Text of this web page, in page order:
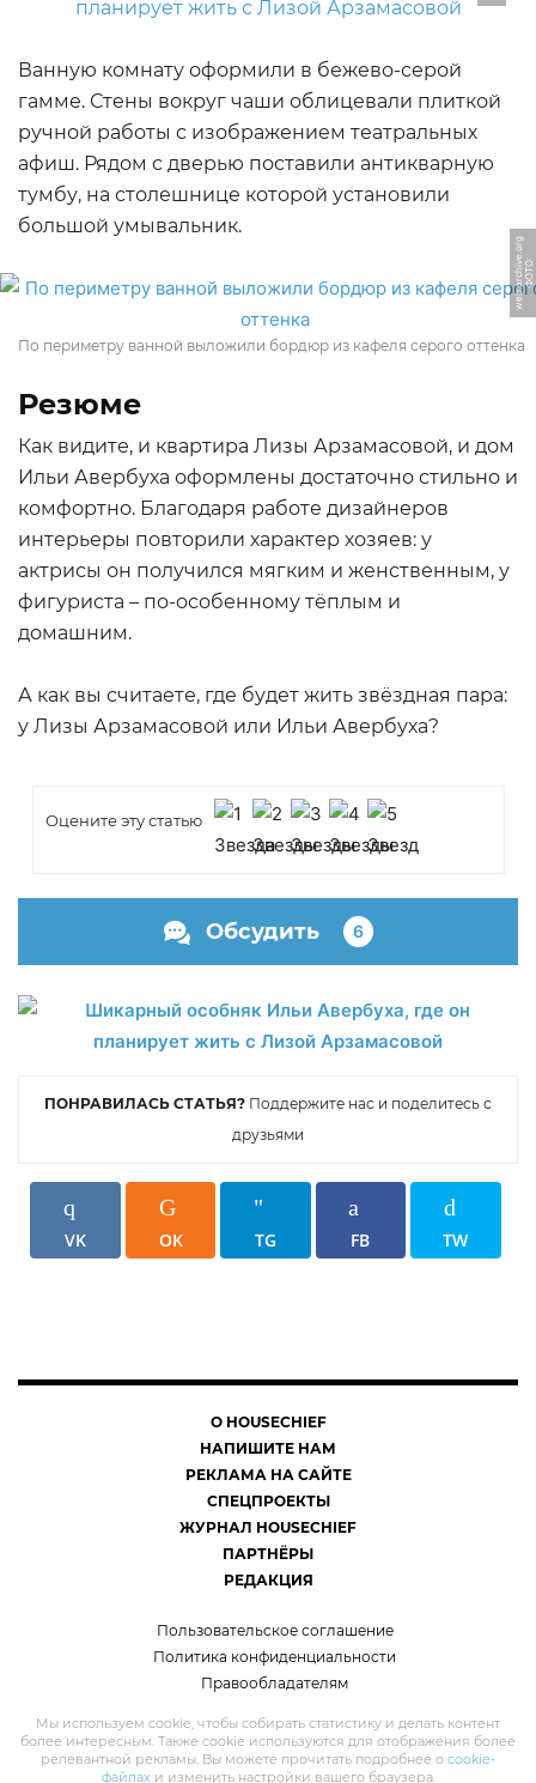
Ванную комнату оформили в бежево-серой
гамме. Стены вокруг чаши облицевали плиткой
ручной работы с изображением театральных
афиш. Рядом с дверью поставили антикварную
тумбу, на столешнице которой установили
большой умывальник.
Ф
О
Т
О:
w
e
b.
a
r
c
hi
v
e.
o
r
g
По периметру ванной выложили бордюр из кафеля серого оттенка
Резюме
Как видите, и квартира Лизы Арзамасовой, и дом
Ильи Авербуха оформлены достаточно стильно и
комфортно. Благодаря работе дизайнеров
интерьеры повторили характер хозяев: у
актрисы он получился мягким и женственным, у
фигуриста – по-особенному тёплым и
домашним.
А как вы считаете, где будет жить звёздная пара:
у Лизы Арзамасовой или Ильи Авербуха?
Оцените эту статью
Обсудить 6
ПОНРАВИЛАСЬ СТАТЬЯ? Поддержите нас и поделитесь с
друзьями
VK OK TG FB TW
О HOUSECHIEF
НАПИШИТЕ НАМ
РЕКЛАМА НА САЙТЕ
СПЕЦПРОЕКТЫ
ЖУРНАЛ HOUSECHIEF
ПАРТНЁРЫ
РЕДАКЦИЯ
Пользовательское соглашение
Политика конфиденциальности
Правообладателям
Мы используем cookie, чтобы собирать статистику и делать контент
более интересным. Также cookie используются для отображения более
релевантной рекламы. Вы можете прочитать подробнее о cookie-
файлахи изменить настройки вашего браузера.